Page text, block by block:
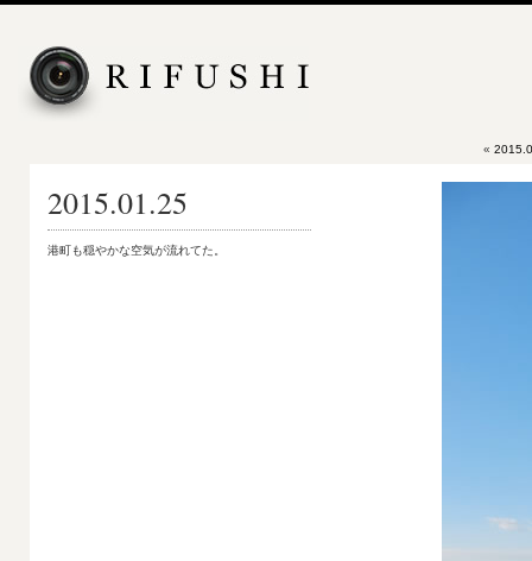
«
2015.01.25
港町も穏やかな空気が流れてた。